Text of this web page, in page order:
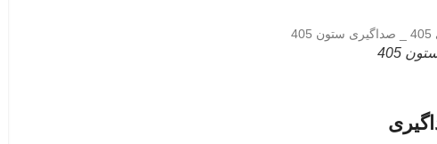
405